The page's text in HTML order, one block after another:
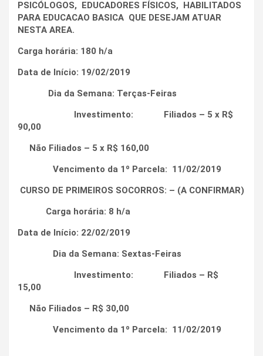
PSICÓLOGOS, EDUCADORES FÍSICOS, HABILITADOS
PARA EDUCACAO BASICA QUE DESEJAM ATUAR
NESTA AREA.
Carga horária: 180 h/a
Data de Início: 19/02/2019
Dia da Semana: Terças-Feiras
Investimento: Filiados – 5 x R$
90,00
Não Filiados – 5 x R$ 160,00
Vencimento da 1º Parcela: 11/02/2019
CURSO DE PRIMEIROS SOCORROS: – (A CONFIRMAR)
Carga horária: 8 h/a
Data de Início: 22/02/2019
Dia da Semana: Sextas-Feiras
Investimento: Filiados – R$
15,00
Não Filiados – R$ 30,00
Vencimento da 1º Parcela: 11/02/2019